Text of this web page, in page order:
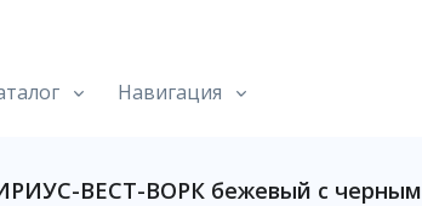
Навигация
ВЕСТ-ВОРК бежевый с черным